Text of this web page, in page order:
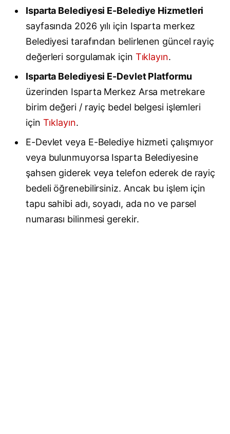
Isparta Belediyesi E-Belediye Hizmetleri
sayfasında 2026 yılı için Isparta merkez
Belediyesi tarafından belirlenen güncel rayiç
değerleri sorgulamak için Tıklayın.
Isparta Belediyesi E-Devlet Platformu
üzerinden Isparta Merkez Arsa metrekare
birim değeri / rayiç bedel belgesi işlemleri
için Tıklayın.
E-Devlet veya E-Belediye hizmeti çalışmıyor
veya bulunmuyorsa Isparta Belediyesine
şahsen giderek veya telefon ederek de rayiç
bedeli öğrenebilirsiniz. Ancak bu işlem için
tapu sahibi adı, soyadı, ada no ve parsel
numarası bilinmesi gerekir.